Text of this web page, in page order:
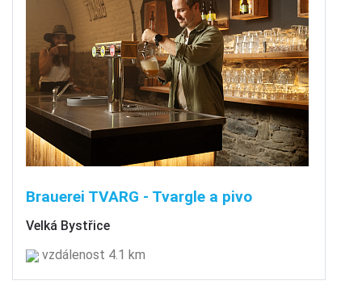
Brauerei TVARG - Tvargle a pivo
Velká Bystřice
vzdálenost 4.1 km